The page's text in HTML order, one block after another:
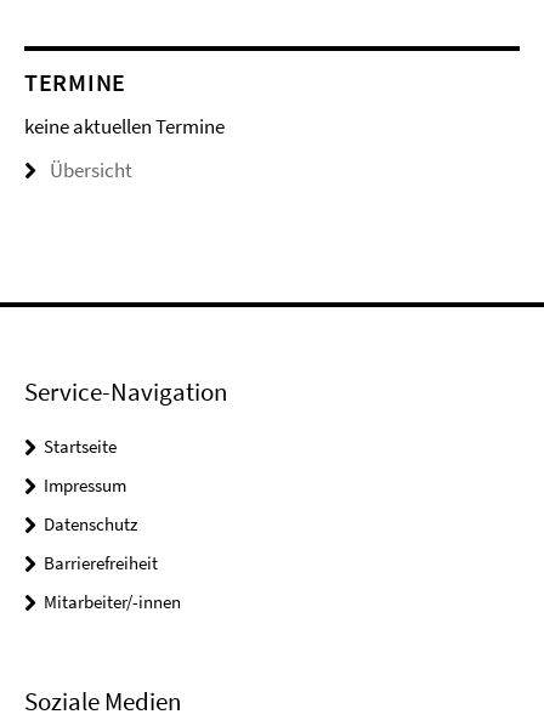
TERMINE
keine aktuellen Termine
Übersicht
Service-Navigation
Startseite
Impressum
Datenschutz
Barrierefreiheit
Mitarbeiter/-innen
Soziale Medien